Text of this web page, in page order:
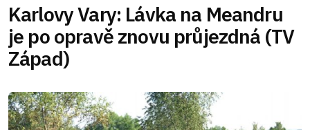
Karlovy Vary: Lávka na Meandru
je po opravě znovu průjezdná (TV
Západ)